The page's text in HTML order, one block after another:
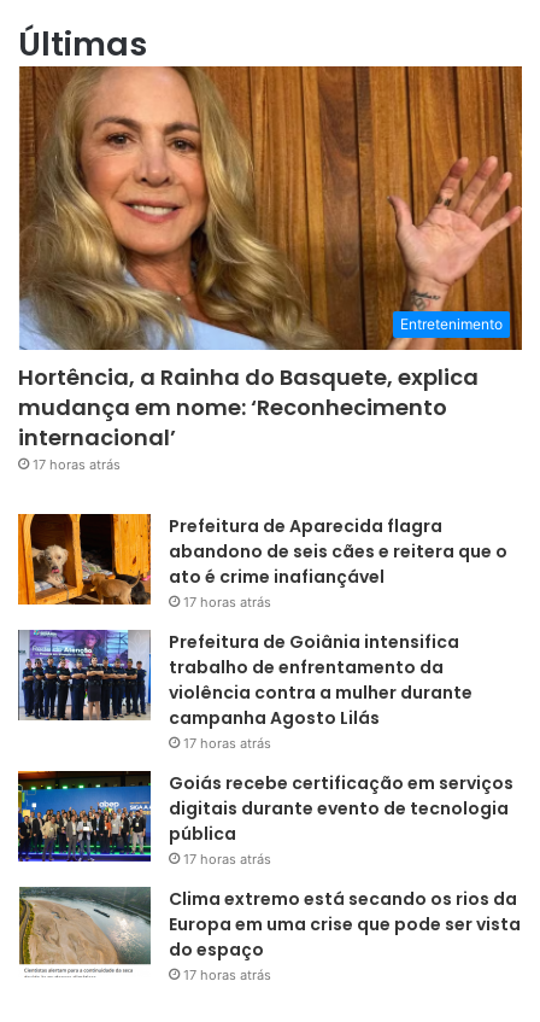
Últimas
Entretenimento
Hortência, a Rainha do Basquete, explica
mudança em nome: ‘Reconhecimento
internacional’
17 horas atrás
Prefeitura de Aparecida flagra
abandono de seis cães e reitera que o
ato é crime inafiançável
17 horas atrás
Prefeitura de Goiânia intensifica
trabalho de enfrentamento da
violência contra a mulher durante
campanha Agosto Lilás
17 horas atrás
Goiás recebe certificação em serviços
digitais durante evento de tecnologia
pública
17 horas atrás
Clima extremo está secando os rios da
Europa em uma crise que pode ser vista
do espaço
17 horas atrás